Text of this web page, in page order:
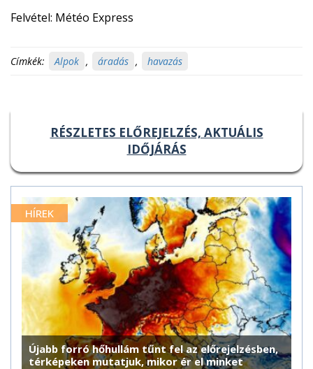
Felvétel: Météo Express
Címkék: Alpok , áradás , havazás
RÉSZLETES ELŐREJELZÉS, AKTUÁLIS
IDŐJÁRÁS
HÍREK
Újabb forró hőhullám tűnt fel az előrejelzésben,
térképeken mutatjuk, mikor ér el minket